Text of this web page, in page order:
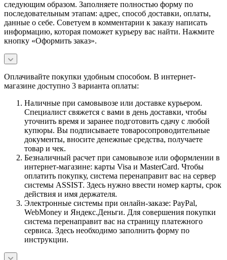
следующим образом. Заполняете полностью форму по
последовательным этапам: адрес, способ доставки, оплаты,
данные о себе. Советуем в комментарии к заказу написать
информацию, которая поможет курьеру вас найти. Нажмите
кнопку «Оформить заказ».
Оплачивайте покупки удобным способом. В интернет-
магазине доступно 3 варианта оплаты:
Наличные при самовывозе или доставке курьером.
Специалист свяжется с вами в день доставки, чтобы
уточнить время и заранее подготовить сдачу с любой
купюры. Вы подписываете товаросопроводительные
документы, вносите денежные средства, получаете
товар и чек.
Безналичный расчет при самовывозе или оформлении в
интернет-магазине: карты Visa и MasterCard. Чтобы
оплатить покупку, система перенаправит вас на сервер
системы ASSIST. Здесь нужно ввести номер карты, срок
действия и имя держателя.
Электронные системы при онлайн-заказе: PayPal,
WebMoney и Яндекс.Деньги. Для совершения покупки
система перенаправит вас на страницу платежного
сервиса. Здесь необходимо заполнить форму по
инструкции.